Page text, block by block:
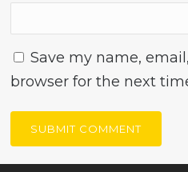
Save my name,
browser for the next